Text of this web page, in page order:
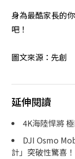
身為最酷家長的
吧！
圖文來源： 先創
延伸閱讀
4K海陸悍將 極
DJI Osmo
計」突破性驚喜！